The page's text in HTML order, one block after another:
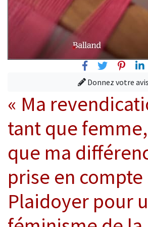
FacebookTwitter
Donnez votre avis
« Ma
tant que femme,
que ma
prise en compte
Plaidoyer pour